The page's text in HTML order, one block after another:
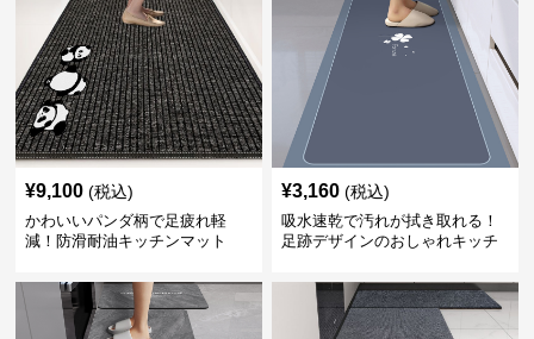
¥9,100 (税込)
かわいいパンダ柄で足疲れ軽
減！防滑耐油キッチンマット
¥3,160 (税込)
吸水速乾で汚れが拭き取れる！
足跡デザインのおしゃれキッチ